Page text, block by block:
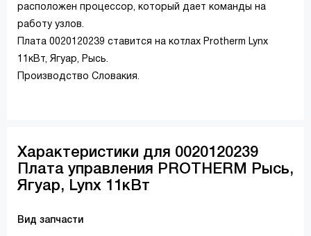
расположен процессор, который дает команды на
работу узлов.
Плата 0020120239 ставится на котлах Protherm Lynx
11кВт, Ягуар, Рысь.
Производство Словакия.
Характеристики для 0020120239
Плата управления PROTHERM Рысь,
Ягуар, Lynx 11кВт
Вид запчасти